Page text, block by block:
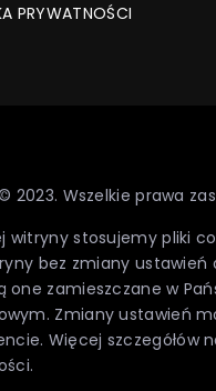
PRYWATNOŚCI
2023. Wszelkie prawa
witryny stosujemy pliki
bez zmiany ustawień
one zamieszczane w
Zmiany ustawień
Więcej szczegółów
.